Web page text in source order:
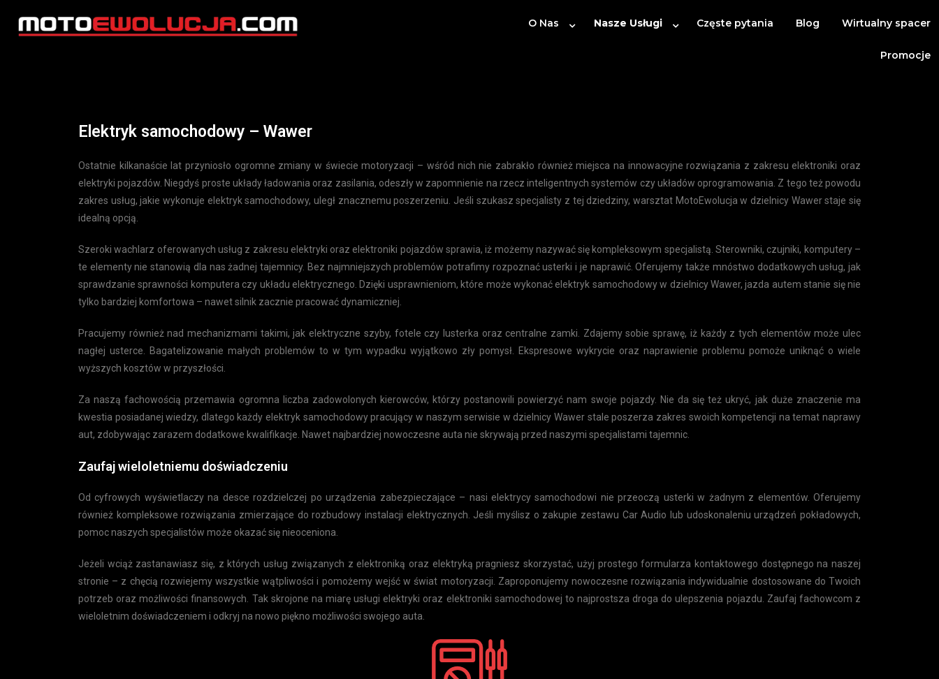
O Nas Nasze Usługi Częste pytania Blog Wirtualny spacer
Promocje
Elektryk samochodowy – Wawer
Ostatnie kilkanaście lat przyniosło ogromne zmiany w świecie motoryzacji – wśród nich nie zabrakło również miejsca na innowacyjne rozwiązania z zakresu elektroniki oraz
elektryki pojazdów. Niegdyś proste układy ładowania oraz zasilania, odeszły w zapomnienie na rzecz inteligentnych systemów czy układów oprogramowania. Z tego też powodu
zakres usług, jakie wykonuje elektryk samochodowy, uległ znacznemu poszerzeniu. Jeśli szukasz specjalisty z tej dziedziny, warsztat MotoEwolucja w dzielnicy Wawer staje się
idealną opcją.
Szeroki wachlarz oferowanych usług z zakresu elektryki oraz elektroniki pojazdów sprawia, iż możemy nazywać się kompleksowym specjalistą. Sterowniki, czujniki, komputery –
te elementy nie stanowią dla nas żadnej tajemnicy. Bez najmniejszych problemów potrafimy rozpoznać usterki i je naprawić. Oferujemy także mnóstwo dodatkowych usług, jak
sprawdzanie sprawności komputera czy układu elektrycznego. Dzięki usprawnieniom, które może wykonać elektryk samochodowy w dzielnicy Wawer, jazda autem stanie się nie
tylko bardziej komfortowa – nawet silnik zacznie pracować dynamiczniej.
Pracujemy również nad mechanizmami takimi, jak elektryczne szyby, fotele czy lusterka oraz centralne zamki. Zdajemy sobie sprawę, iż każdy z tych elementów może ulec
nagłej usterce. Bagatelizowanie małych problemów to w tym wypadku wyjątkowo zły pomysł. Ekspresowe wykrycie oraz naprawienie problemu pomoże uniknąć o wiele
wyższych kosztów w przyszłości.
Za naszą fachowością przemawia ogromna liczba zadowolonych kierowców, którzy postanowili powierzyć nam swoje pojazdy. Nie da się też ukryć, jak duże znaczenie ma
kwestia posiadanej wiedzy, dlatego każdy elektryk samochodowy pracujący w naszym serwisie w dzielnicy Wawer stale poszerza zakres swoich kompetencji na temat naprawy
aut, zdobywając zarazem dodatkowe kwalifikacje. Nawet najbardziej nowoczesne auta nie skrywają przed naszymi specjalistami tajemnic.
Zaufaj wieloletniemu doświadczeniu
Od cyfrowych wyświetlaczy na desce rozdzielczej po urządzenia zabezpieczające – nasi elektrycy samochodowi nie przeoczą usterki w żadnym z elementów. Oferujemy
również kompleksowe rozwiązania zmierzające do rozbudowy instalacji elektrycznych. Jeśli myślisz o zakupie zestawu Car Audio lub udoskonaleniu urządzeń pokładowych,
pomoc naszych specjalistów może okazać się nieoceniona.
Jeżeli wciąż zastanawiasz się, z których usług związanych z elektroniką oraz elektryką pragniesz skorzystać, użyj prostego formularza kontaktowego dostępnego na naszej
stronie – z chęcią rozwiejemy wszystkie wątpliwości i pomożemy wejść w świat motoryzacji. Zaproponujemy nowoczesne rozwiązania indywidualnie dostosowane do Twoich
potrzeb oraz możliwości finansowych. Tak skrojone na miarę usługi elektryki oraz elektroniki samochodowej to najprostsza droga do ulepszenia pojazdu. Zaufaj fachowcom z
wieloletnim doświadczeniem i odkryj na nowo piękno możliwości swojego auta.